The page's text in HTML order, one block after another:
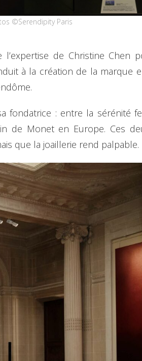
©Serendipity Paris
de Christine Chen
à la création de la marque
fondatrice : entre la sérénité
de Monet en Europe. Ces
que la joaillerie rend palpable.